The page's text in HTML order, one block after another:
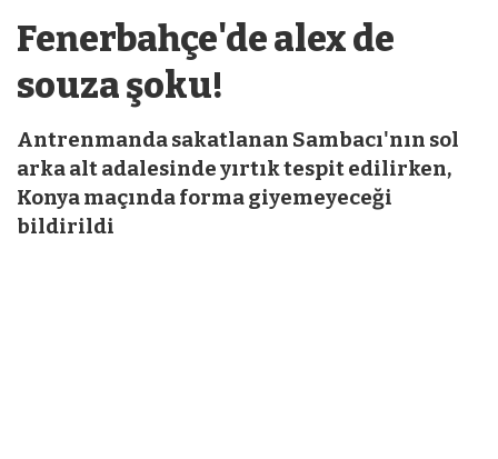
Fenerbahçe'de alex de
souza şoku!
Antrenmanda sakatlanan Sambacı'nın sol
arka alt adalesinde yırtık tespit edilirken,
Konya maçında forma giyemeyeceği
bildirildi